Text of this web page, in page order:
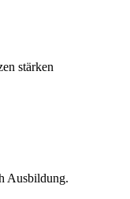
stärken
Ausbildung.